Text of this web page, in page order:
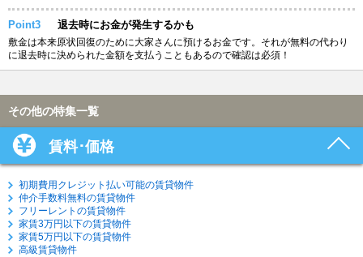
Point3 退去時にお金が発生するかも
敷金は本来原状回復のために大家さんに預けるお金です。それが無料の代わり
に退去時に決められた金額を支払うこともあるので確認は必須！
その他の特集一覧
賃料･価格
初期費用クレジット払い可能の賃貸物件
仲介手数料無料の賃貸物件
フリーレントの賃貸物件
家賃3万円以下の賃貸物件
家賃5万円以下の賃貸物件
高級賃貸物件